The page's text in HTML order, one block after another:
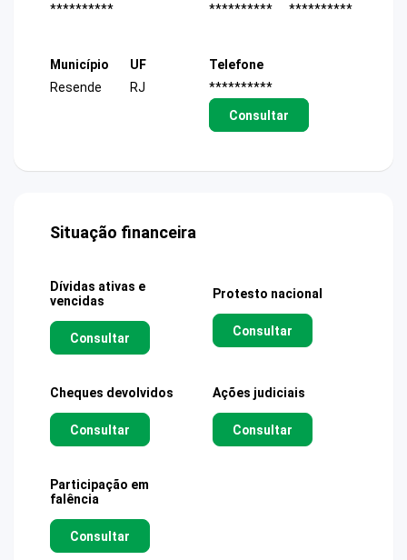
**********
**********
**********
Município
Resende
UF
RJ
Telefone
**********
Consultar
Situação financeira
Dívidas ativas e
vencidas
Consultar
Protesto nacional
Consultar
Cheques devolvidos
Consultar
Ações judiciais
Consultar
Participação em
falência
Consultar